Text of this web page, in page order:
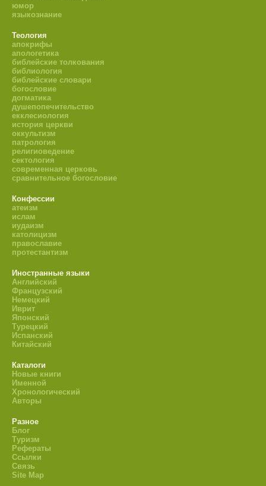
юмор
языкознание
Теология
апокрифы
апологетика
библейские толкования
библиология
библейские словари
богословие
догматика
душепопечительство
екклесиология
история церкви
оккультизм
патрология
религиоведение
сектология
современная церковь
сравнительное богословие
Конфессии
атеизм
ислам
иудаизм
католицизм
православие
протестантизм
Иностранные языки
Английский
Французский
Немецкий
Иврит
Японский
Турецкий
Испанский
Китайский
Каталоги
Новые книги
Именной
Хронологический
Авторы
Разное
Блог
Туризм
Рефераты
Ссылки
Связь
Site Map